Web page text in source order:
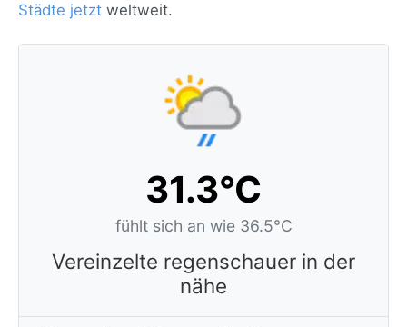
Städte jetzt weltweit.
31.3°C
fühlt sich an wie 36.5°C
Vereinzelte regenschauer in der
nähe